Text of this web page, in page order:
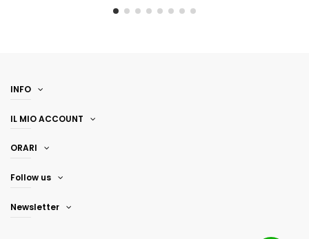
INFO
IL MIO ACCOUNT
ORARI
Follow us
Newsletter